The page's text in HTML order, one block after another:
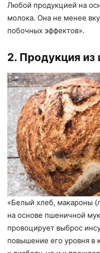
Любой продукцией на
молока. Она не менее
побочных эффектов».
2. Продукция из
«Белый хлеб, макароны (
на основе пшеничной
провоцирует выброс
повышение его уровня в